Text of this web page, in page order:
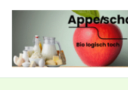
inhoud